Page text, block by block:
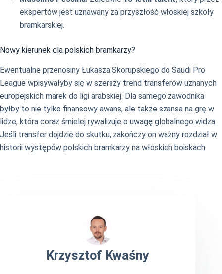
ekspertów jest uznawany za przyszłość włoskiej szkoły
bramkarskiej.
Nowy kierunek dla polskich bramkarzy?
Ewentualne przenosiny Łukasza Skorupskiego do Saudi Pro
League wpisywałyby się w szerszy trend transferów uznanych
europejskich marek do ligi arabskiej. Dla samego zawodnika
byłby to nie tylko finansowy awans, ale także szansa na grę w
lidze, która coraz śmielej rywalizuje o uwagę globalnego widza.
Jeśli transfer dojdzie do skutku, zakończy on ważny rozdział w
historii występów polskich bramkarzy na włoskich boiskach.
Krzysztof Kwaśny